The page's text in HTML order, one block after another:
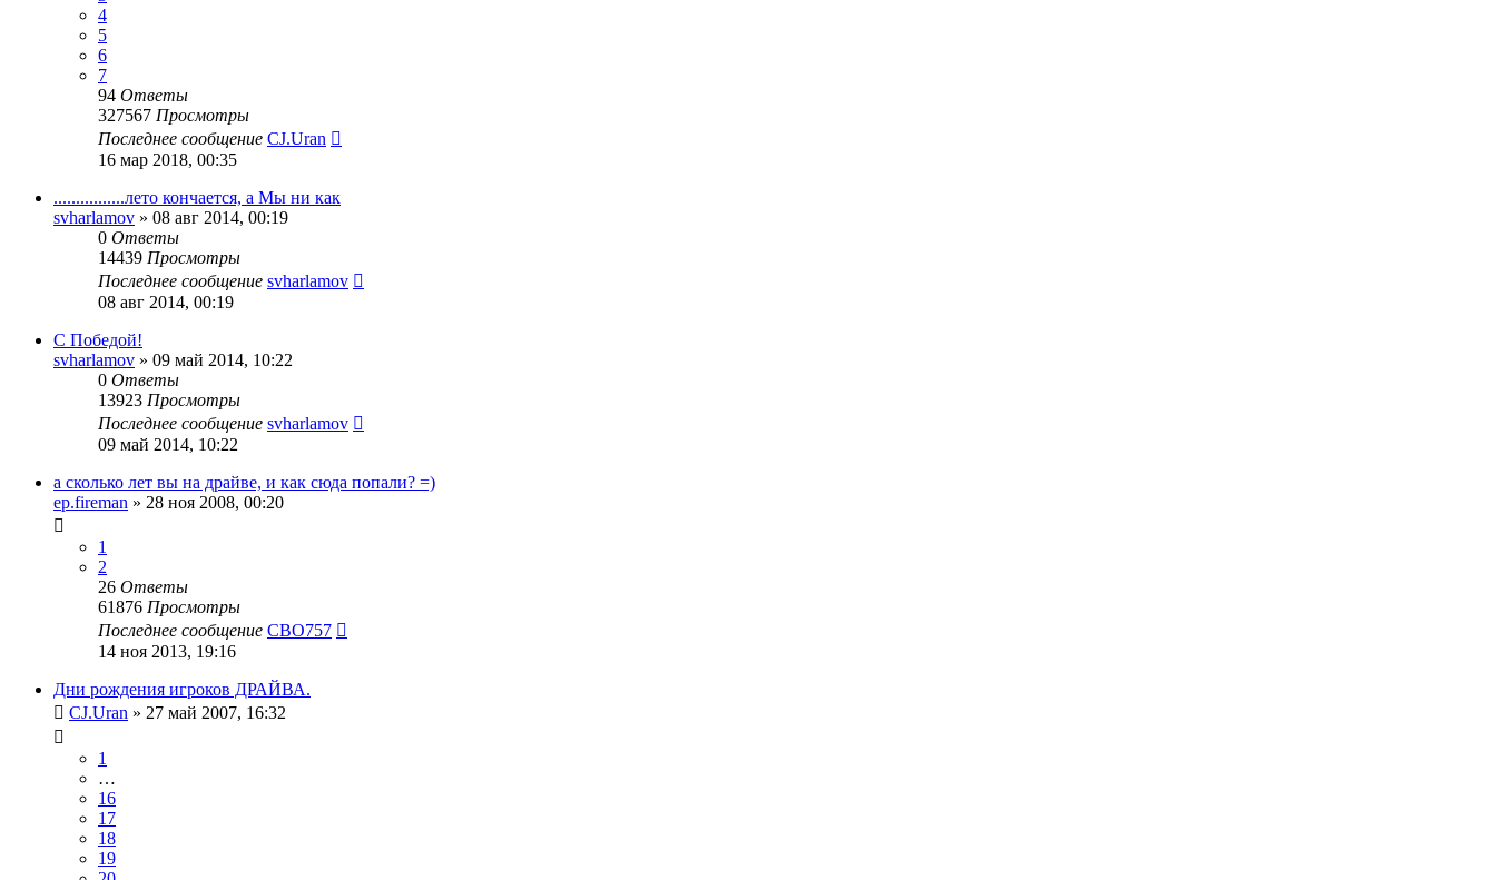
4
5
6
7
94 Ответы
327567 Просмотры
Последнее сообщение CJ.Uran
16 мар 2018, 00:35
................лето кончается, а Мы ни как
svharlamov » 08 авг 2014, 00:19
0 Ответы
14439 Просмотры
Последнее сообщение svharlamov
08 авг 2014, 00:19
С Победой!
svharlamov » 09 май 2014, 10:22
0 Ответы
13923 Просмотры
Последнее сообщение svharlamov
09 май 2014, 10:22
а сколько лет вы на драйве, и как сюда попали? =)
ep.fireman » 28 ноя 2008, 00:20
1
2
26 Ответы
61876 Просмотры
Последнее сообщение CBO757
14 ноя 2013, 19:16
Дни рождения игроков ДРАЙВА.
CJ.Uran » 27 май 2007, 16:32
1
…
16
17
18
19